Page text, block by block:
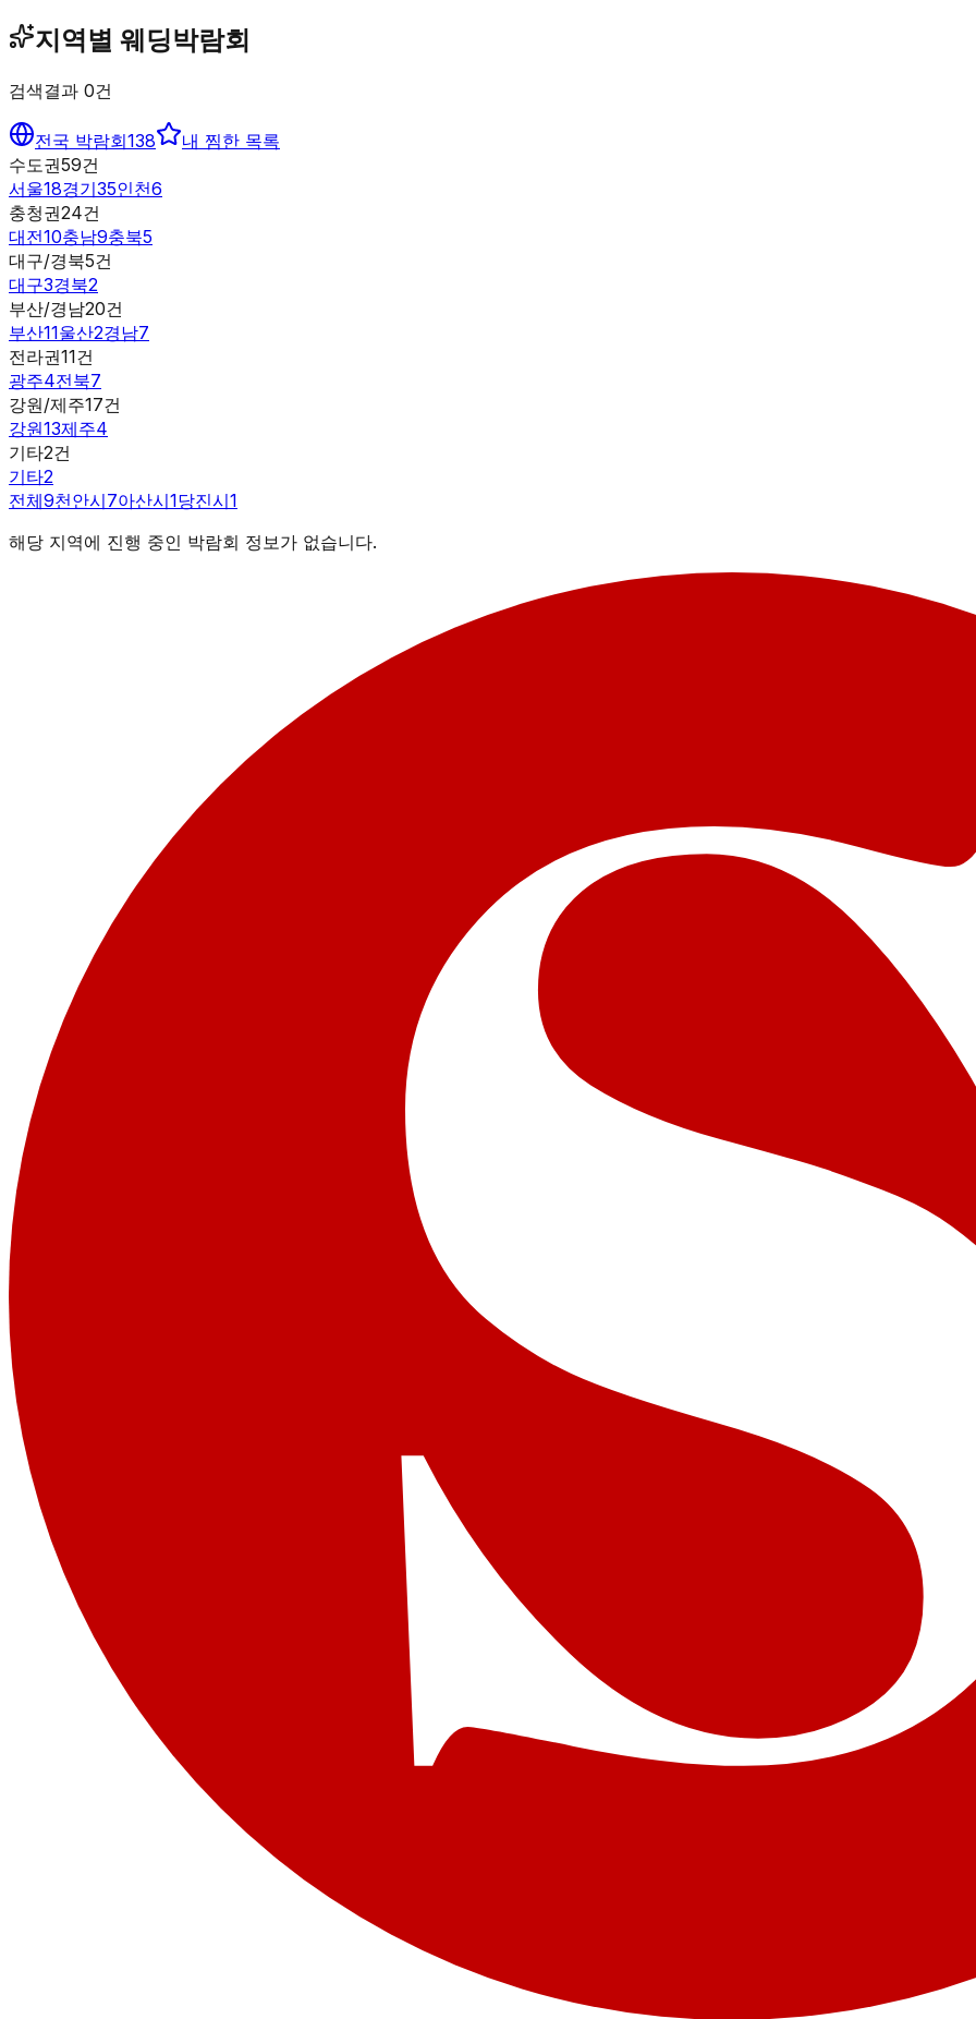
지역별 웨딩박람회
검색결과 0건
전국 박람회138
내 찜한 목록
수도권59건
서울18경기35인천6
충청권24건
대전10충남9충북5
대구/경북5건
대구3경북2
부산/경남20건
부산11울산2경남7
전라권11건
광주4전북7
강원/제주17건
강원13제주4
기타2건
기타2
전체9천안시7아산시1당진시1
해당 지역에 진행 중인 박람회 정보가 없습니다.